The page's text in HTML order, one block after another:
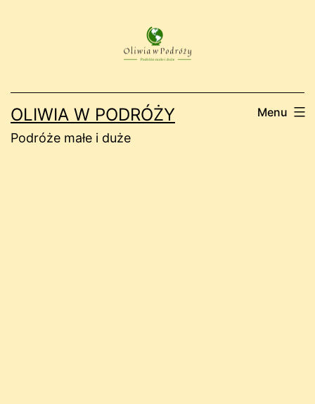
OLIWIA W PODRÓŻY
Podróże małe i duże
Menu